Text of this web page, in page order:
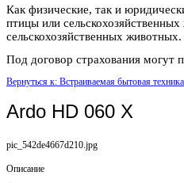
Как физические, так и
птицы или
сельскохозяйственных животных.
Под договор страхования могут
Вернуться к: Встраиваемая бытовая техника
Ardo HD 060 X
pic_542de4667d210.jpg
Описание